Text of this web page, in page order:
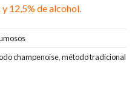
12,5% de alcohol.
champenoise,método tradicional